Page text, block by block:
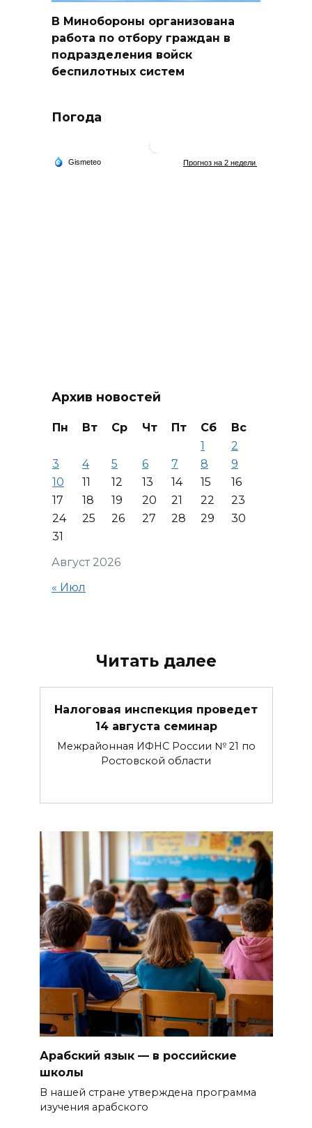
В Минобороны организована
работа по отбору граждан в
подразделения войск
беспилотных систем
Погода
Архив новостей
Август 2026
Пн Вт Ср Чт Пт Сб
Вс
1
2
3
4 5 6 7 8
9
10
11 12 13 14 15
16
17
18 19 20 21 22
23
24
25 26 27 28 29
30
31
« Июл
Читать далее
Налоговая инспекция проведет
14 августа семинар
Межрайонная ИФНС России № 21 по
Ростовской области
Арабский язык — в российские
школы
В нашей стране утверждена программа
изучения арабского